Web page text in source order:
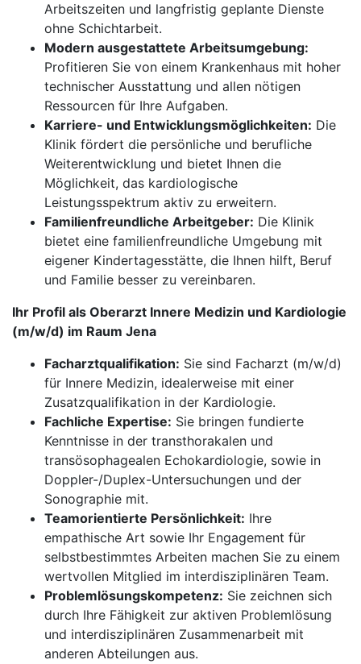
Arbeitszeiten und langfristig geplante Dienste
ohne Schichtarbeit.
Modern ausgestattete Arbeitsumgebung:
Profitieren Sie von einem Krankenhaus mit hoher
technischer Ausstattung und allen nötigen
Ressourcen für Ihre Aufgaben.
Karriere- und Entwicklungsmöglichkeiten: Die
Klinik fördert die persönliche und berufliche
Weiterentwicklung und bietet Ihnen die
Möglichkeit, das kardiologische
Leistungsspektrum aktiv zu erweitern.
Familienfreundliche Arbeitgeber: Die Klinik
bietet eine familienfreundliche Umgebung mit
eigener Kindertagesstätte, die Ihnen hilft, Beruf
und Familie besser zu vereinbaren.
Ihr Profil als Oberarzt Innere Medizin und Kardiologie
(m/w/d) im Raum Jena
Facharztqualifikation: Sie sind Facharzt (m/w/d)
für Innere Medizin, idealerweise mit einer
Zusatzqualifikation in der Kardiologie.
Fachliche Expertise: Sie bringen fundierte
Kenntnisse in der transthorakalen und
transösophagealen Echokardiologie, sowie in
Doppler-/Duplex-Untersuchungen und der
Sonographie mit.
Teamorientierte Persönlichkeit: Ihre
empathische Art sowie Ihr Engagement für
selbstbestimmtes Arbeiten machen Sie zu einem
wertvollen Mitglied im interdisziplinären Team.
Problemlösungskompetenz: Sie zeichnen sich
durch Ihre Fähigkeit zur aktiven Problemlösung
und interdisziplinären Zusammenarbeit mit
anderen Abteilungen aus.